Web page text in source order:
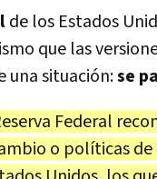
de los Estados
que las
una situación:se
Federal
o políticas